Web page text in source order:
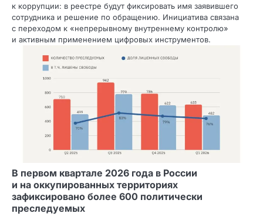
к коррупции: в реестре будут фиксировать имя заявившего
сотрудника и решение по обращению. Инициатива связана
с переходом к «непрерывному внутреннему контролю»
и активным применением цифровых инструментов.
В первом квартале 2026 года в России
и на оккупированных территориях
зафиксировано более 600 политически
преследуемых